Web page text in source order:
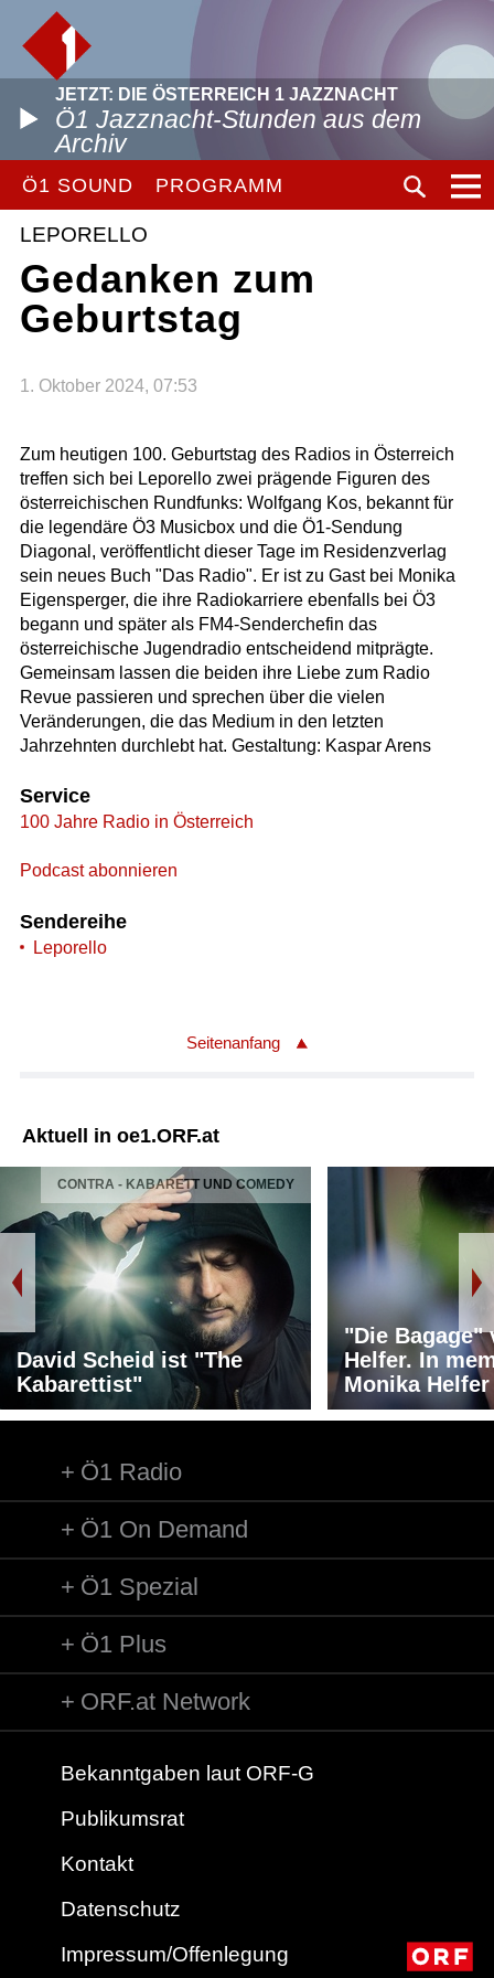
JETZT: DIE ÖSTERREICH 1 JAZZNACHT
Ö1 Jazznacht-Stunden aus dem
Archiv
Ö1 SOUND PROGRAMM
LEPORELLO
Gedanken zum
Geburtstag
1. Oktober 2024, 07:53
Zum heutigen 100. Geburtstag des Radios in Österreich
treffen sich bei Leporello zwei prägende Figuren des
österreichischen Rundfunks: Wolfgang Kos, bekannt für
die legendäre Ö3 Musicbox und die Ö1-Sendung
Diagonal, veröffentlicht dieser Tage im Residenzverlag
sein neues Buch "Das Radio". Er ist zu Gast bei Monika
Eigensperger, die ihre Radiokarriere ebenfalls bei Ö3
begann und später als FM4-Senderchefin das
österreichische Jugendradio entscheidend mitprägte.
Gemeinsam lassen die beiden ihre Liebe zum Radio
Revue passieren und sprechen über die vielen
Veränderungen, die das Medium in den letzten
Jahrzehnten durchlebt hat. Gestaltung: Kaspar Arens
Service
100 Jahre Radio in Österreich
Podcast abonnieren
Sendereihe
Leporello
Seitenanfang
Aktuell in oe1.ORF.at
CONTRA - KABARETT UND COMEDY
David Scheid ist "The
Kabarettist"
"Die Bagage"
Helfer. In
Monika Helfer
Ö1 Radio
Ö1 On Demand
Ö1 Spezial
Ö1 Plus
ORF.at Network
Bekanntgaben laut ORF-G
Publikumsrat
Kontakt
Datenschutz
Impressum/Offenlegung